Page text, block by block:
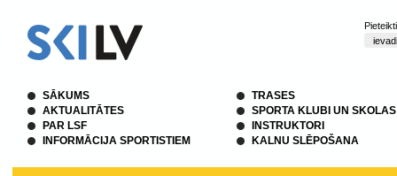
SĀKUMS
AKTUALITĀTES
PAR LSF
INFORMĀCIJA SPORTISTIEM
TRASES
SPORTA KLUBI UN SKOLAS
INSTRUKTORI
KALNU SLĒPOŠANA